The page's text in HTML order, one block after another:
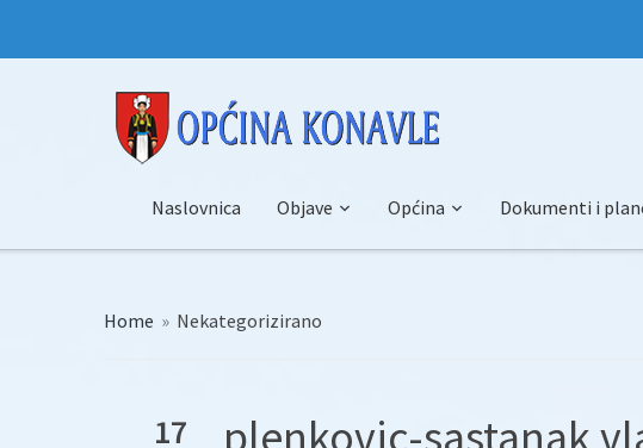
Naslovnica Objave Općina Dokumenti i
Home » Nekategorizirano
17 plenkovic-sastanak